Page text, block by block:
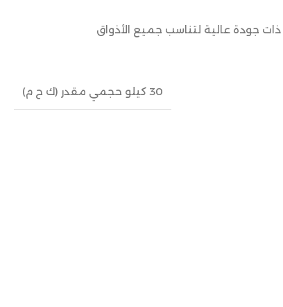
جودة عالية لتناسب جميع الأذواق
30 كيلو حجمي مقدر (ك ح م)